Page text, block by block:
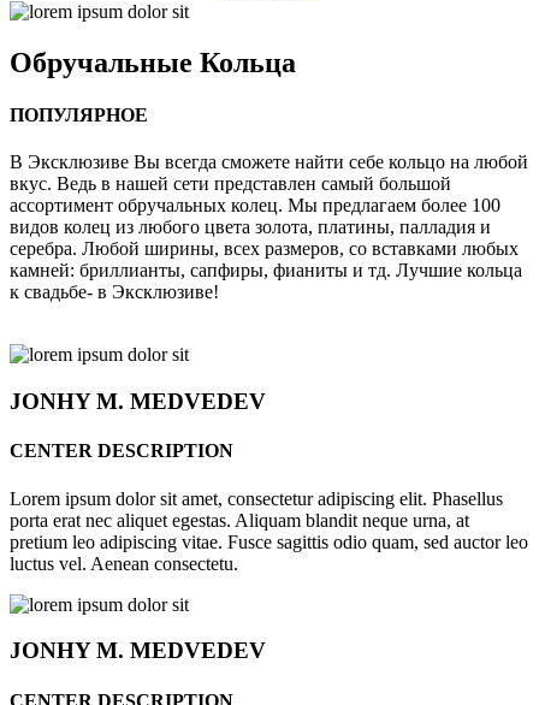
Обручальные Кольца
ПОПУЛЯРНОЕ
В Эксклюзиве Вы всегда сможете найти себе кольцо на любой
вкус. Ведь в нашей сети представлен самый большой
ассортимент обручальных колец. Мы предлагаем более 100
видов колец из любого цвета золота, платины, палладия и
серебра. Любой ширины, всех размеров, со вставками любых
камней: бриллианты, сапфиры, фианиты и тд. Лучшие кольца
к свадьбе- в Эксклюзиве!
JONHYM. MEDVEDEV
CENTER DESCRIPTION
Lorem ipsum dolor sit amet, consectetur adipiscing elit. Phasellus
porta erat nec aliquet egestas. Aliquam blandit neque urna, at
pretium leo adipiscing vitae. Fusce sagittis odio quam, sed auctor leo
luctus vel. Aenean consectetu.
JONHYM. MEDVEDEV
CENTER DESCRIPTION